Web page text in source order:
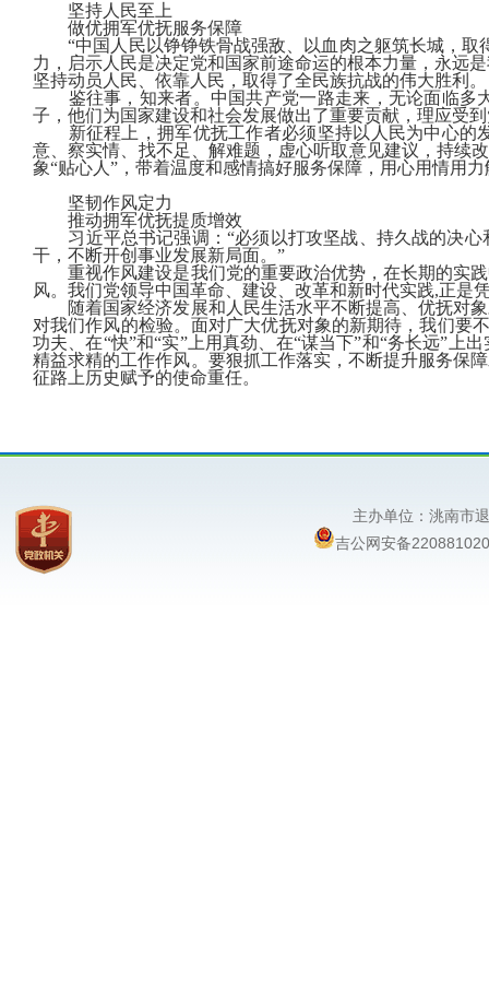
坚持人民至上
做优拥军优抚服务保障
“中国人民以铮铮铁骨战强敌、以血肉之躯筑长城，
力，启示人民是决定党和国家前途命运的根本力量，永远
坚持动员人民、依靠人民，取得了全民族抗战的伟大胜利。
鉴往事，知来者。中国共产党一路走来，无论面临
子，他们为国家建设和社会发展做出了重要贡献，理应受
新征程上，拥军优抚工作者必须坚持以人民为中心
意、察实情、找不足、解难题，虚心听取意见建议，持续
象“贴心人”，带着温度和感情搞好服务保障，用心用情用
坚韧作风定力
推动拥军优抚提质增效
习近平总书记强调：“必须以打攻坚战、持久战的决
干，不断开创事业发展新局面。”
重视作风建设是我们党的重要政治优势，在长期的实
风。我们党领导中国革命、建设、改革和新时代实践,正是
随着国家经济发展和人民生活水平不断提高、优抚对
对我们作风的检验。面对广大优抚对象的新期待，我们要
功夫、在“快”和“实”上用真劲、在“谋当下”和“务长远”
精益求精的工作作风。要狠抓工作落实，不断提升服务保
征路上历史赋予的使命重任。
主办单位：洮南
吉公网安备